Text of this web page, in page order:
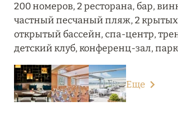
200 номеров, 2 ресторана, бар,
частный песчаный пляж, 2 крытых
открытый бассейн, спа-центр,
детский клуб, конференц-зал,
Еще